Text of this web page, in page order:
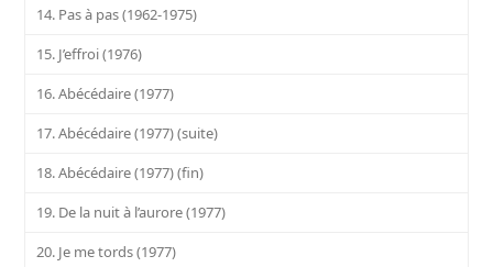
14. Pas à pas (1962-1975)
15. J’effroi (1976)
16. Abécédaire (1977)
17. Abécédaire (1977) (suite)
18. Abécédaire (1977) (fin)
19. De la nuit à l’aurore (1977)
20. Je me tords (1977)